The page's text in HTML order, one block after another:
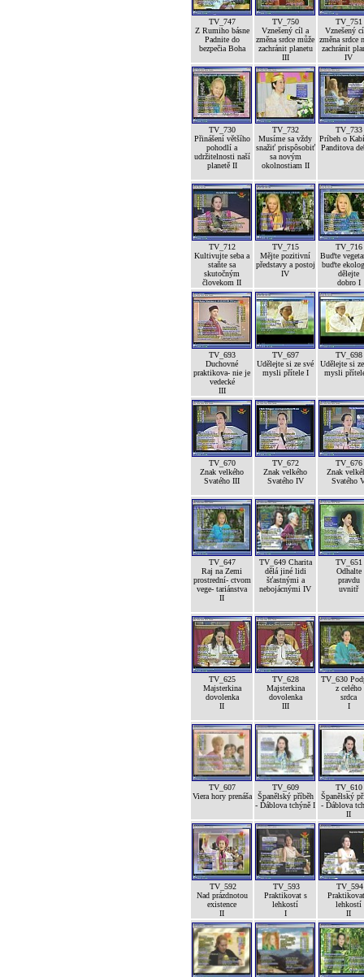
TV_747
Z Rumiho básne
Padnite do
bezpečia Boha
TV_750
Vznešený cíl a
změna srdce může
zachránit planetu
III
TV_751
Vznešený
změna srdce
zachránit
IV
TV_730
Přinášení většího
pohodlí a
udržitelnosti naší
planetě II
TV_732
Musíme sa vždy
snažiť prispôsobiť
sa novým
okolnostiam II
TV_733
Príbeh o
Panditova
TV_712
Kultivujte seba a
staňte sa
skutočným
človekom II
TV_715
Mějte pozitivní
představy a postoj
IV
TV_716
Buďte
buďte
dělejte
dobro I
TV_693
Duchovné
praktikova- nie je
vedecké
III
TV_697
Udělejte si ze své
mysli přítele I
TV_698
Udělejte si
mysli
TV_670
Znak velkého
Svatého III
TV_672
Znak velkého
Svatého IV
TV_676
Znak
Svatého
TV_647
Raj na Zemi
prostrední- ctvom
vege- tariánstva
II
TV_649 Charita
dělá jiné lidi
šťastnými a
nebojácnými IV
TV_651
Odhalte
pravdu
uvnitř
TV_625
Majsterkina
dovolenka
II
TV_628
Majsterkina
dovolenka
III
TV_630
z celého
srdca
I
TV_607
Viera hory prenáša
TV_609
Španělský příběh
- Ďáblova tchýně I
TV_610
Španělský
- Ďáblova
II
TV_592
Nad prázdnotou
existence
II
TV_593
Praktikovat s
lehkostí
I
TV_594
lehkostí
II